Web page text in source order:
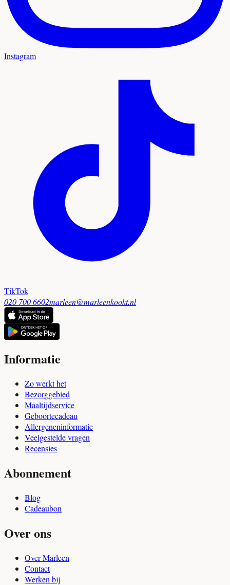
Instagram
TikTok
020 700 6602marleen@marleenkookt.nl
Informatie
Zo werkt het
Bezorggebied
Maaltijdservice
Geboortecadeau
Allergeneninformatie
Veelgestelde vragen
Recensies
Abonnement
Blog
Cadeaubon
Over ons
Over Marleen
Contact
Werken bij